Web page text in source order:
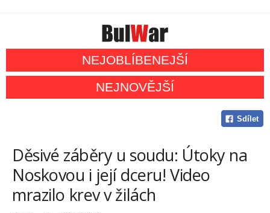
NEJOBLÍBENEJŠÍ
NEJNOVĚJŠÍ
Sdílet
Děsivé záběry u soudu: Útoky na
Noskovou i její dceru! Video
mrazilo krev v žilách